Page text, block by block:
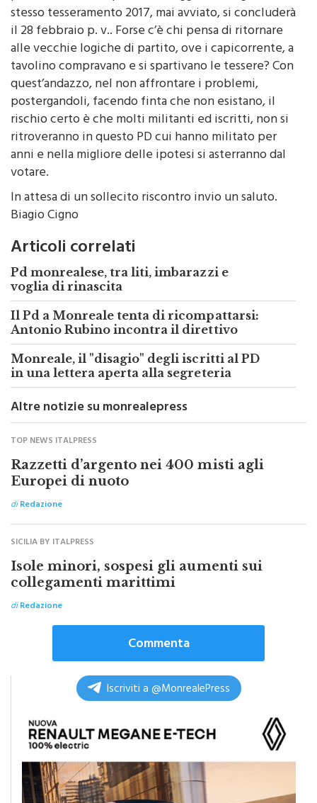
proselitismo e da quello che leggiamo dai giornali lo
stesso tesseramento 2017, mai avviato, si concluderà
il 28 febbraio p. v.. Forse c’è chi pensa di ritornare
alle vecchie logiche di partito, ove i capicorrente, a
tavolino compravano e si spartivano le tessere? Con
quest’andazzo, nel non affrontare i problemi,
postergandoli, facendo finta che non esistano, il
rischio certo è che molti militanti ed iscritti, non si
ritroveranno in questo PD cui hanno militato per
anni e nella migliore delle ipotesi si asterranno dal
votare.
In attesa di un sollecito riscontro invio un saluto.
Biagio Cigno
Articoli correlati
Pd monrealese, tra liti, imbarazzi e
voglia di rinascita
Il Pd a Monreale tenta di ricompattarsi:
Antonio Rubino incontra il direttivo
Monreale, il "disagio" degli iscritti al PD
in una lettera aperta alla segreteria
Altre notizie su monrealepress
TOP NEWS ITALPRESS
Razzetti d’argento nei 400 misti agli
Europei di nuoto
diRedazione
SICILIA BY ITALPRESS
Isole minori, sospesi gli aumenti sui
collegamenti marittimi
Redazione
Commenta